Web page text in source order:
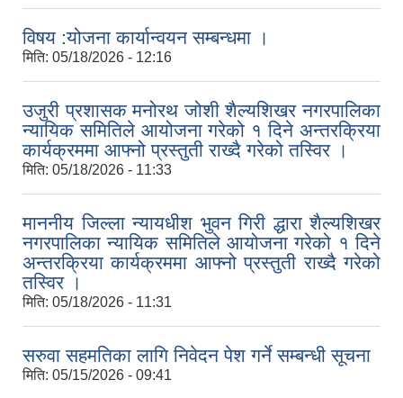
विषय :योजना कार्यान्वयन सम्बन्धमा ।
मिति: 05/18/2026 - 12:16
उजुरी प्रशासक मनोरथ जोशी शैल्यशिखर नगरपालिका
न्यायिक समितिले आयोजना गरेको १ दिने अन्तरक्रिया
कार्यक्रममा आफ्नो प्रस्तुती राख्दै गरेको तस्विर ।
मिति: 05/18/2026 - 11:33
माननीय जिल्ला न्यायधीश भुवन गिरी द्धारा शैल्यशिखर
नगरपालिका न्यायिक समितिले आयोजना गरेको १ दिने
अन्तरक्रिया कार्यक्रममा आफ्नो प्रस्तुती राख्दै गरेको
तस्विर ।
मिति: 05/18/2026 - 11:31
सरुवा सहमतिका लागि निवेदन पेश गर्ने सम्बन्धी सूचना
मिति: 05/15/2026 - 09:41